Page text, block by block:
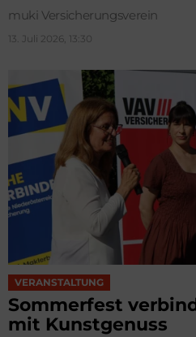
muki Versicherungsverein
13. Juli 2026, 13:30
VERANSTALTUNG
Sommerfest
mit Kunstgenuss